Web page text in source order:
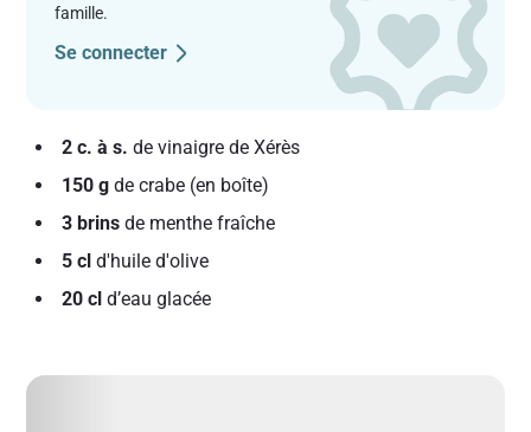
famille.
Se connecter
2 c. à s. de vinaigre de Xérès
150 g de crabe (en boîte)
3 brins de menthe fraîche
5 cl d'huile d'olive
20 cl d’eau glacée